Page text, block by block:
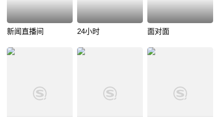
新闻直播间 24小时 面对面